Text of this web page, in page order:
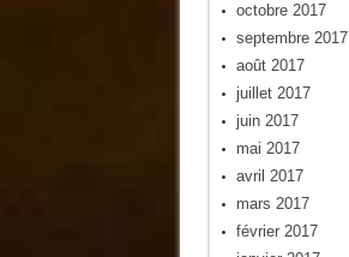
octobre 2017
septembre 2017
août 2017
juillet 2017
juin 2017
mai 2017
avril 2017
mars 2017
février 2017